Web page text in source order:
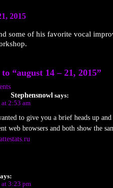
2015
some of his favorite vocal
“august 14 – 21, 2015”
Stephensnowl says:
2:53 am
to give you a brief heads up
web browsers and both show the
3:23 pm